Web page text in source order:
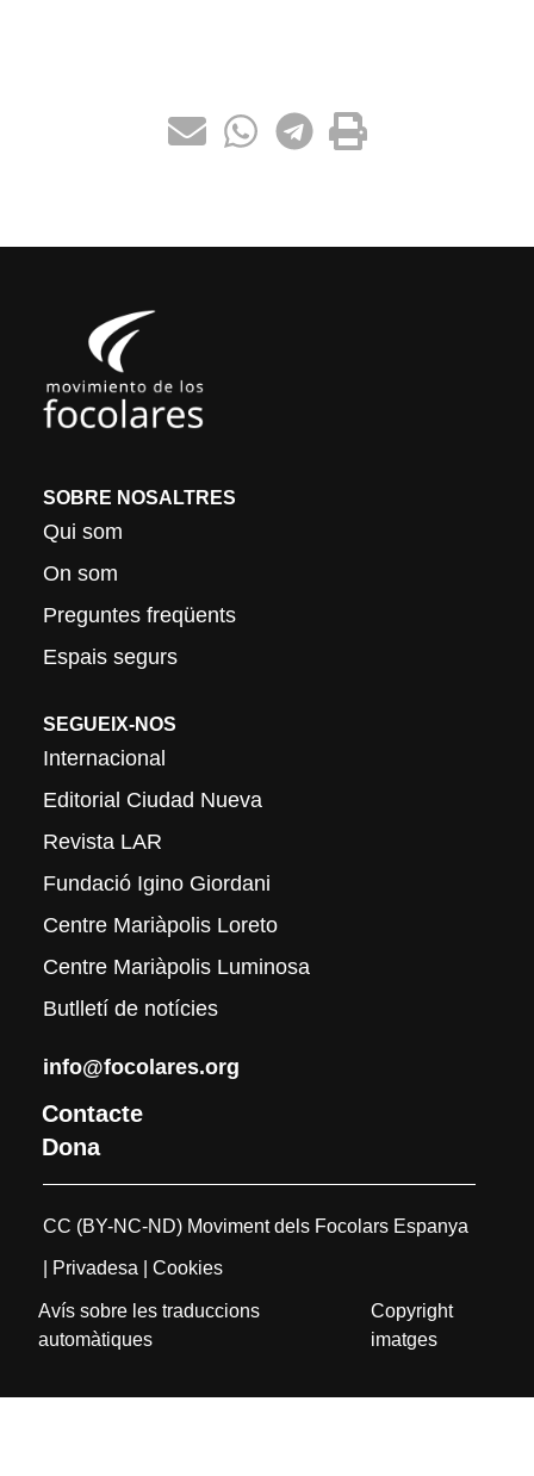
SOBRE NOSALTRES
Qui som
On som
Preguntes freqüents
Espais segurs
SEGUEIX-NOS
Internacional
Editorial Ciudad Nueva
Revista LAR
Fundació Igino Giordani
Centre Mariàpolis Loreto
Centre Mariàpolis Luminosa
Butlletí de notícies
info@focolares.org
Contacte
Dona
CC (BY-NC-ND) Moviment dels Focolars Espanya
| Privadesa | Cookies
Avís sobre les traduccions
automàtiques
Copyright
imatges